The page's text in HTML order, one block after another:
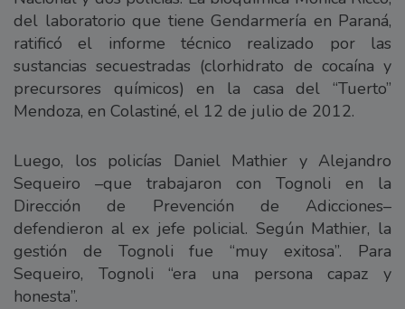
del laboratorio que tiene Gendarmería en Paraná,
ratificó el informe técnico realizado por las
sustancias secuestradas (clorhidrato de cocaína y
precursores químicos) en la casa del “Tuerto”
Mendoza, en Colastiné, el 12 de julio de 2012.
Luego, los policías Daniel Mathier y Alejandro
Sequeiro –que trabajaron con Tognoli en la
Dirección de Prevención de Adicciones–
defendieron al ex jefe policial. Según Mathier, la
gestión de Tognoli fue “muy exitosa”. Para
Sequeiro, Tognoli “era una persona capaz y
honesta”.